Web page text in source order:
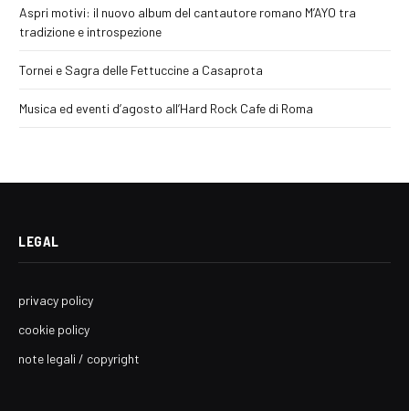
Aspri motivi: il nuovo album del cantautore romano M’AYO tra
tradizione e introspezione
Tornei e Sagra delle Fettuccine a Casaprota
Musica ed eventi d’agosto all’Hard Rock Cafe di Roma
LEGAL
privacy policy
cookie policy
note legali / copyright